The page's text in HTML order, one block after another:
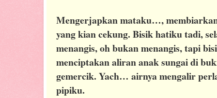
Mengerjapkan mataku…,
yang kian cekung. Bisik hatiku tadi,
menangis, oh bukan menangis, tapi
menciptakan aliran anak sungai di
gemercik. Yach… airnya mengalir
pipiku.